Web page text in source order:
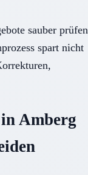
sauber prüfen
spart nicht
Amberg